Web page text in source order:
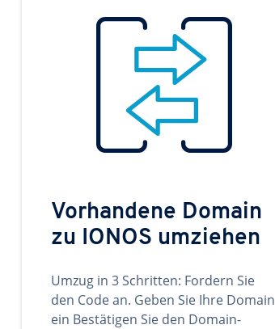
Vorhandene Domain
zu IONOS umziehen
Umzug in 3 Schritten: Fordern Sie
den Code an. Geben Sie Ihre Domain
ein Bestätigen Sie den Domain-